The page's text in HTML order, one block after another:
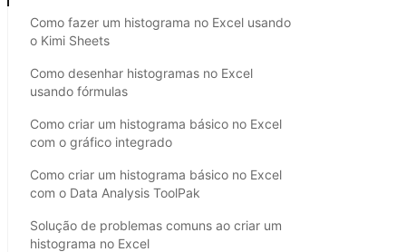
Como fazer um histograma no Excel usando
o Kimi Sheets
Como desenhar histogramas no Excel
usando fórmulas
Como criar um histograma básico no Excel
com o gráfico integrado
Como criar um histograma básico no Excel
com o Data Analysis ToolPak
Solução de problemas comuns ao criar um
histograma no Excel